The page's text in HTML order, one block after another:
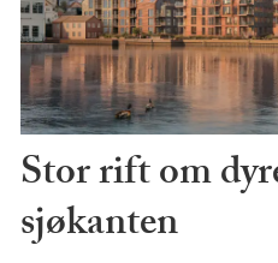
Stor rift om
sjøkanten